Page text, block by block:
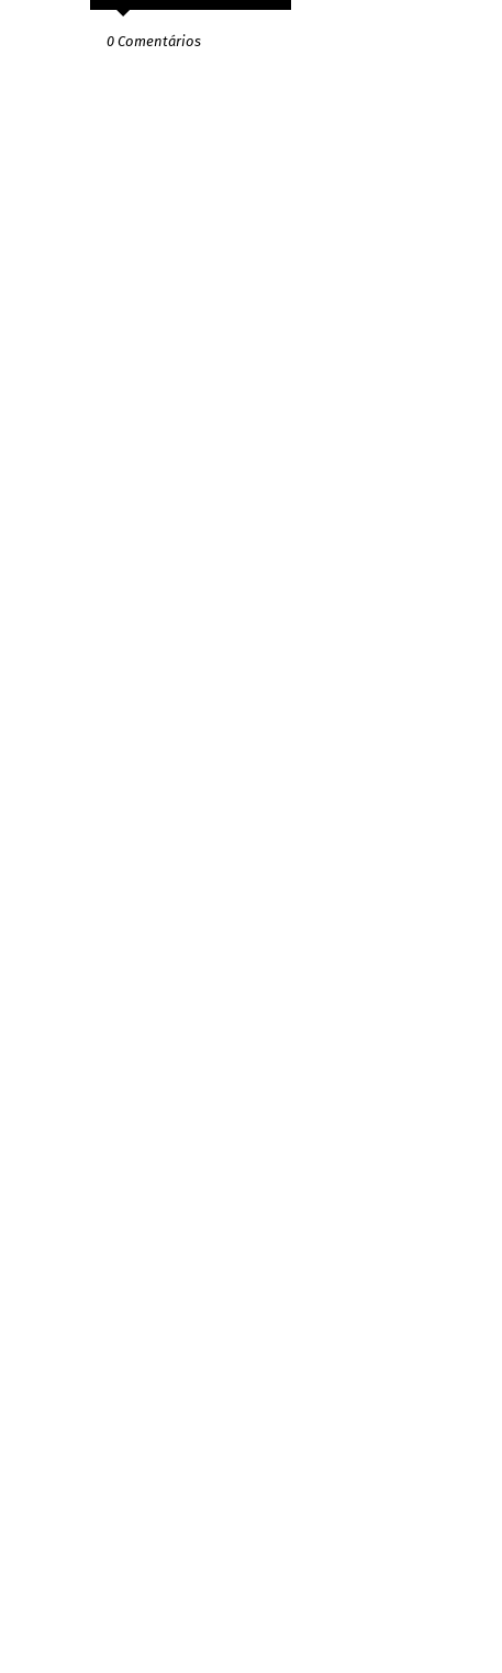
0 Comentários